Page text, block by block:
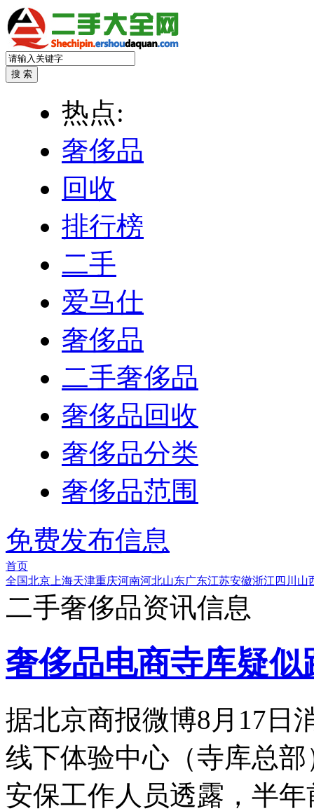
热点:
奢侈品
回收
排行榜
二手
爱马仕
奢侈品
二手奢侈品
奢侈品回收
奢侈品分类
奢侈品范围
免费发布信息
首页
全国北京 上海天津重庆河南河北山东广东江苏安徽浙江 四川 山
二手奢侈品资讯信息
奢侈品电商寺库疑似
据北京商报微博8月17日
线下体验中心（寺库总
安保工作人员透露，半